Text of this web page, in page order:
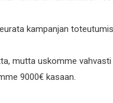
kampanjan
mutta uskomme
9000€ kasaan.